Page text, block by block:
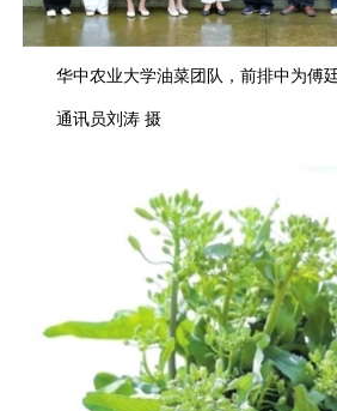
华中农业大学油菜团队，前排中为傅
通讯员刘涛 摄